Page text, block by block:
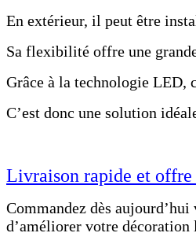
En extérieur, il peut être
Sa flexibilité offre une
Grâce à la technologie LED,
C’est donc une solution
Livraison rapide et offre
Commandez dès aujourd’hui
d’améliorer votre